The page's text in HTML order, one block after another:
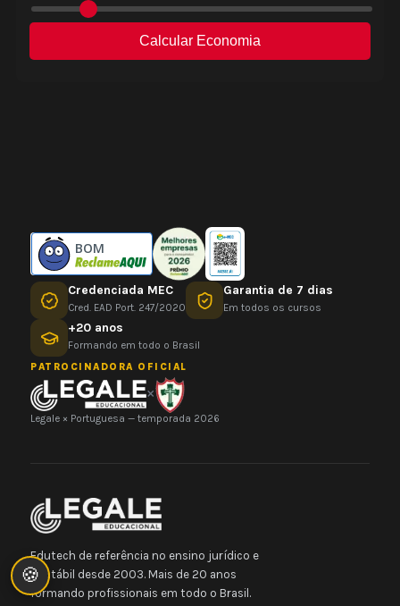
BOM
Credenciada MEC
Cred. EAD Port. 247/2020
Garantia de 7 dias
Em todos os cursos
+20 anos
Formando em todo o Brasil
PATROCINADORA OFICIAL
×
Legale × Portuguesa — temporada 2026
Edutech de referência no ensino jurídico e
contábil desde 2003. Mais de 20 anos
formando profissionais em todo o Brasil.
🍪